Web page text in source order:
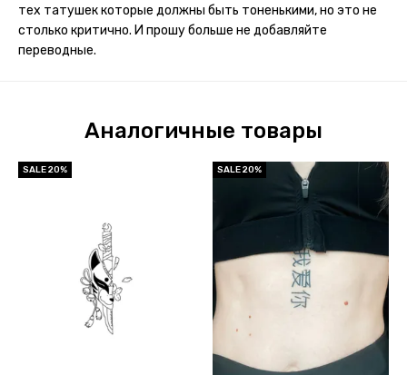
тех татушек которые должны быть тоненькими, но это не
столько критично. И прошу больше не добавляйте
переводные.
Аналогичные товары
SALE 20% SALE 20%